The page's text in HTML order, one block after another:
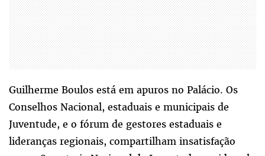
Guilherme Boulos está em apuros no Palácio. Os
Conselhos Nacional, estaduais e municipais de
Juventude, e o fórum de gestores estaduais e
lideranças regionais, compartilham insatisfação